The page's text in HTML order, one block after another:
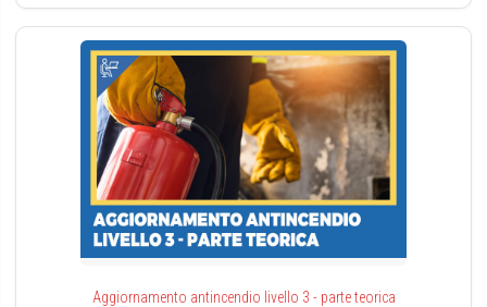
Aggiornamento antincendio livello 3 - parte teorica